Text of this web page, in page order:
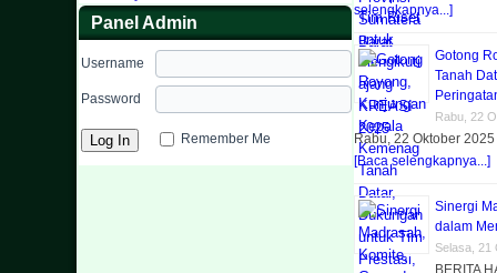
Panel Admin
Username
Password
Remember Me
selengkapnya...]
Gotong
Tanah
Rabu, 22
Rabu, 22 Oktober
[Baca selengkapnya...]
Sinergi
dalam
Selasa, 21
BERITA